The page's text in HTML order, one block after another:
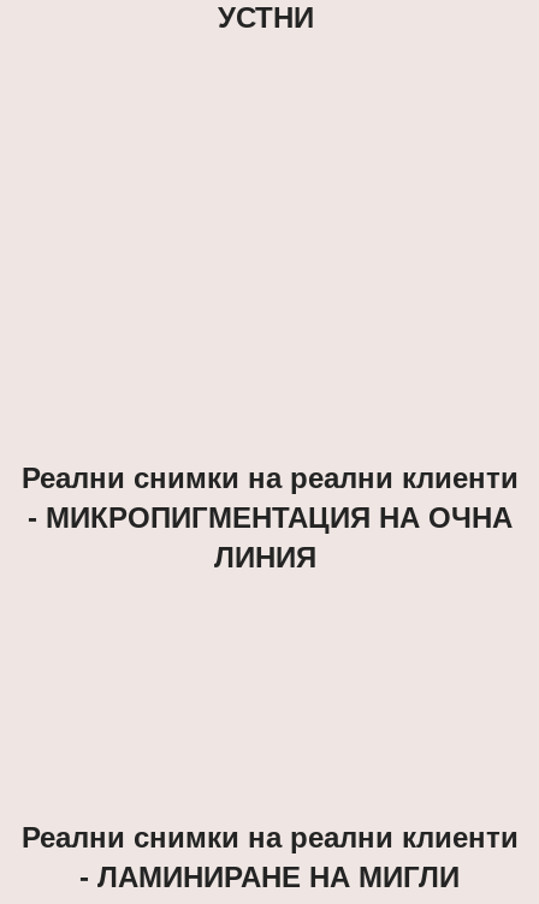
УСТНИ
Реални снимки на реални клиенти
- МИКРОПИГМЕНТАЦИЯ НА ОЧНА
ЛИНИЯ
Реални снимки на реални клиенти
- ЛАМИНИРАНЕ НА МИГЛИ